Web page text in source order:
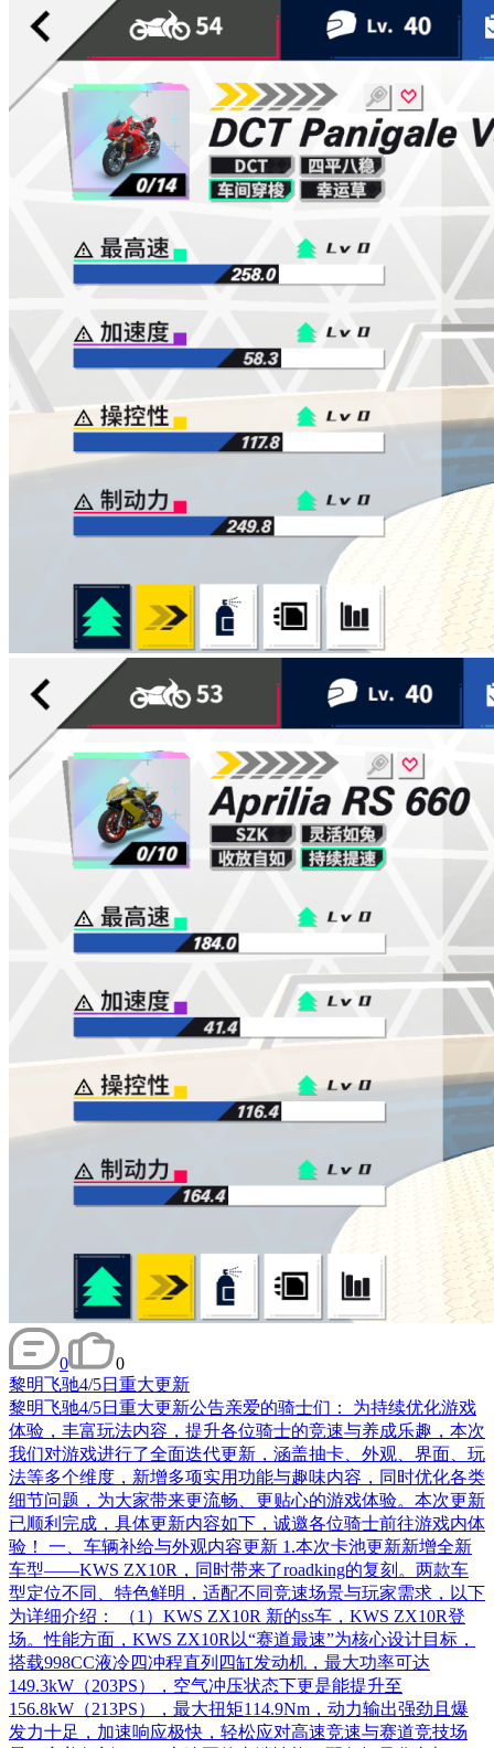
0
0
黎明飞驰4/5日重大更新
黎明飞驰4/5日重大更新公告亲爱的骑士们： 为持续优化游戏
体验，丰富玩法内容，提升各位骑士的竞速与养成乐趣，本次
我们对游戏进行了全面迭代更新，涵盖抽卡、外观、界面、玩
法等多个维度，新增多项实用功能与趣味内容，同时优化各类
细节问题，为大家带来更流畅、更贴心的游戏体验。本次更新
已顺利完成，具体更新内容如下，诚邀各位骑士前往游戏内体
验！ 一、车辆补给与外观内容更新 1.本次卡池更新新增全新
车型——KWS ZX10R，同时带来了roadking的复刻。两款车
型定位不同、特色鲜明，适配不同竞速场景与玩家需求，以下
为详细介绍： （1）KWS ZX10R 新的ss车，KWS ZX10R登
场。性能方面，KWS ZX10R以“赛道最速”为核心设计目标，
搭载998CC液冷四冲程直列四缸发动机，最大功率可达
149.3kW（203PS），空气冲压状态下更是能提升至
156.8kW（213PS），最大扭矩114.9Nm，动力输出强劲且爆
发力十足，加速响应极快，轻松应对高速竞速与赛道竞技场